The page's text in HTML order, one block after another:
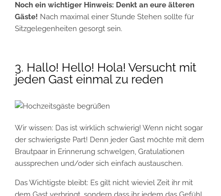
Noch ein wichtiger Hinweis: Denkt an eure älteren
Gäste! Nach maximal einer Stunde Stehen sollte für
Sitzgelegenheiten gesorgt sein.
3. Hallo! Hello! Hola! Versucht mit
jeden Gast einmal zu reden
Wir wissen: Das ist wirklich schwierig! Wenn nicht sogar
der schwierigste Part! Denn jeder Gast möchte mit dem
Brautpaar in Erinnerung schwelgen, Gratulationen
aussprechen und/oder sich einfach austauschen.
Das Wichtigste bleibt: Es gilt nicht wieviel Zeit ihr mit